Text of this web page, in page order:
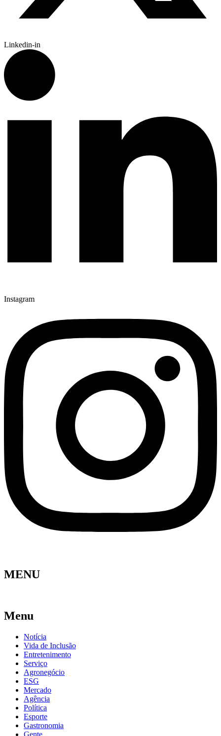
Linkedin-in
Instagram
MENU
Menu
Notícia
Vida de Inclusão
Entretenimento
Serviço
Agronegócio
ESG
Mercado
Agência
Política
Esporte
Gastronomia